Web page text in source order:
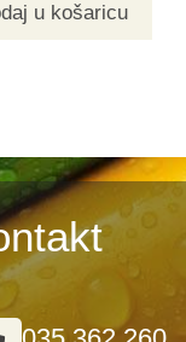
u košaricu